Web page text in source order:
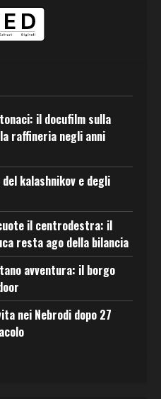
il docufilm sulla
raffineria negli anni
kalashnikov e degli
il centrodestra: il
resta ago della bilancia
avventura: il borgo
nei Nebrodi dopo 27